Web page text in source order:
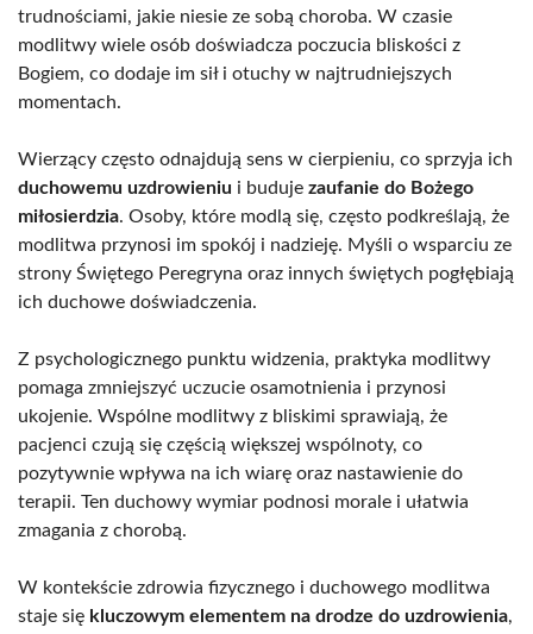
trudnościami, jakie niesie ze sobą choroba. W czasie
modlitwy wiele osób doświadcza poczucia bliskości z
Bogiem, co dodaje im sił i otuchy w najtrudniejszych
momentach.
Wierzący często odnajdują sens w cierpieniu, co sprzyja ich
duchowemu uzdrowieniu i buduje zaufanie do Bożego
miłosierdzia. Osoby, które modlą się, często podkreślają, że
modlitwa przynosi im spokój i nadzieję. Myśli o wsparciu ze
strony Świętego Peregryna oraz innych świętych pogłębiają
ich duchowe doświadczenia.
Z psychologicznego punktu widzenia, praktyka modlitwy
pomaga zmniejszyć uczucie osamotnienia i przynosi
ukojenie. Wspólne modlitwy z bliskimi sprawiają, że
pacjenci czują się częścią większej wspólnoty, co
pozytywnie wpływa na ich wiarę oraz nastawienie do
terapii. Ten duchowy wymiar podnosi morale i ułatwia
zmagania z chorobą.
W kontekście zdrowia fizycznego i duchowego modlitwa
staje się kluczowym elementem na drodze do uzdrowienia,